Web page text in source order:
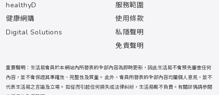
healthyD
健康網購
Digital Solutions
服務範圍
使用條款
私隱聲明
免責聲明
重要聲明：生活易會員於本網站內所發表的全部內容為即時更新，因此生活易不會預先審查任何
內容，並不會保證其準確性、完整性及質量。 此外，會員所發表的全部內容均屬個人意見，並不
代表生活易之言論及立場。 如從而引起任何損失或法律糾紛，生活易概不負責。有關詳情請參閱